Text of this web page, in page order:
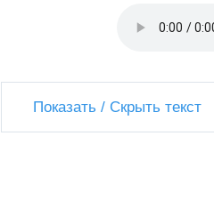
Показать / Скрыть текст